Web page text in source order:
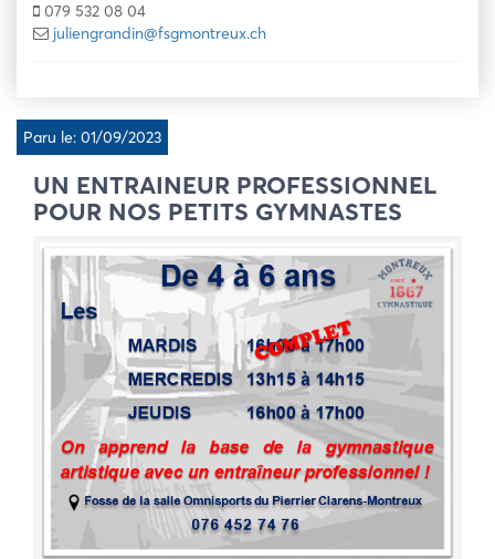
079 532 08 04
juliengrandin@fsgmontreux.ch
Paru le: 01/09/2023
UN ENTRAINEUR PROFESSIONNEL
POUR NOS PETITS GYMNASTES